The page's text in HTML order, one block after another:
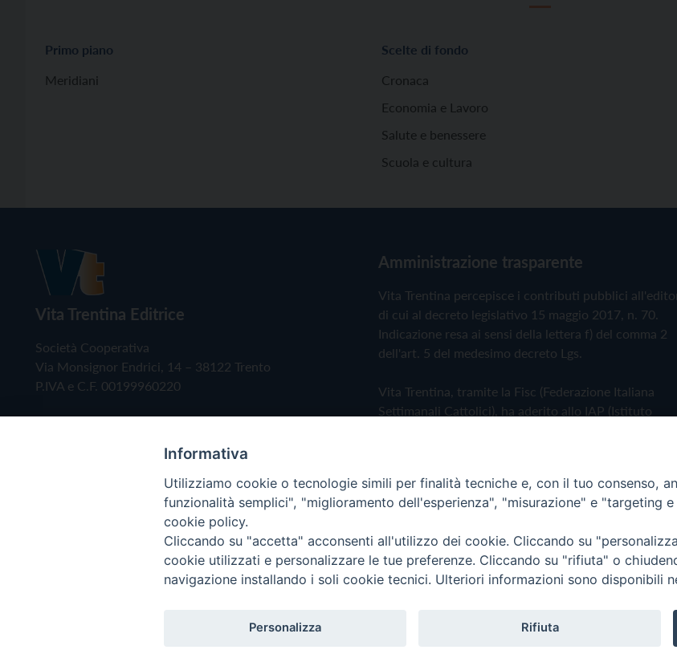
Primo piano
Meridiani
Scelte di fondo
Cronaca
Economia e Lavoro
Salute e benessere
Scuola e cultura
Vita Trentina Editrice
Società Cooperativa
Via Monsignor Endrici, 14 – 38122 Trento
P.IVA e C.F. 00199960220
Amministrazione trasparente
Vita Trentina percepisce i contributi pubblici
di cui al decreto legislativo 15 maggio 2017, n. 70.
Indicazione resa ai sensi della lettera f) del comma 2
dell'art. 5 del medesimo decreto Lgs.
Vita Trentina, tramite la Fisc (Federazione Italiana
Settimanali Cattolici), ha aderito allo IAP (Istituto
Privacy Policy Cookie Policy
Copyright © 2019 - Tutti i diritti riservati - Vita Trentina Editrice
Informativa
Utilizziamo cookie o tecnologie simili per finalità tecniche e, con il tuo consenso,
funzionalità semplici", "miglioramento dell'esperienza", "misurazione" e "targeting
cookie policy.
Cliccando su "accetta" acconsenti all'utilizzo dei cookie. Cliccando su
cookie utilizzati e personalizzare le tue preferenze. Cliccando su "rifiuta" o
navigazione installando i soli cookie tecnici. Ulteriori informazioni sono disponibili
Personalizza Rifiuta